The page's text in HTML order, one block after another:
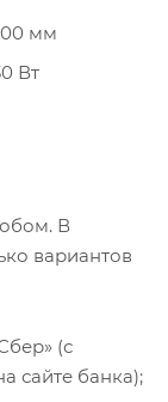
мм
Вт
В
вариантов
(с
сайте банка);